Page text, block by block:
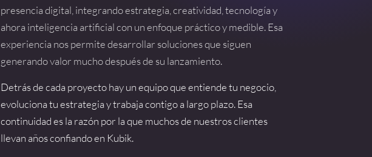
presencia digital, integrando estrategia, creatividad, tecnología y
ahora inteligencia artificial con un enfoque práctico y medible. Esa
experiencia nos permite desarrollar soluciones que siguen
generando valor mucho después de su lanzamiento.
Detrás de cada proyecto hay un equipo que entiende tu negocio,
evoluciona tu estrategia y trabaja contigo a largo plazo. Esa
continuidad es la razón por la que muchos de nuestros clientes
llevan años confiando en Kubik.